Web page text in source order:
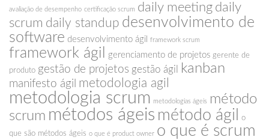
avaliação de desempenho certificação scrum daily meeting daily
scrum daily standup desenvolvimento de
software desenvolvimento ágil framework scrum
framework ágil gerenciamento de projetos gerente de
produto gestão de projetos gestão ágil kanban
manifesto ágil metodologia agil
metodologia scrum metodologias ágeis
método
scrum métodos ágeis método ágil
o
que são métodos ágeis o que é product owner o que é scrum